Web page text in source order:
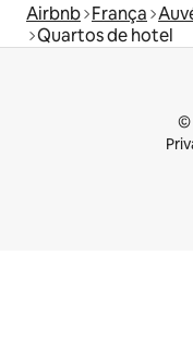
Airbnb França
Quartos de hotel
©